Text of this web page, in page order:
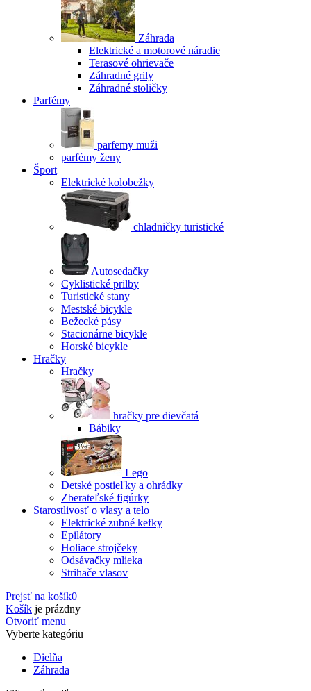
Záhrada
Elektrické a motorové náradie
Terasové ohrievače
Záhradné grily
Záhradné stoličky
Parfémy
parfemy muži
parfémy ženy
Šport
Elektrické kolobežky
chladničky turistické
Autosedačky
Cyklistické prilby
Turistické stany
Mestské bicykle
Bežecké pásy
Stacionárne bicykle
Horské bicykle
Hračky
Hračky
hračky pre dievčatá
Bábiky
Lego
Detské postieľky a ohrádky
Zberateľské figúrky
Starostlivosť o vlasy a telo
Elektrické zubné kefky
Epilátory
Holiace strojčeky
Odsávačky mlieka
Strihače vlasov
Prejsť na košík0
Košík je prázdny
Otvoriť menu
Vyberte kategóriu
Dielňa
Záhrada